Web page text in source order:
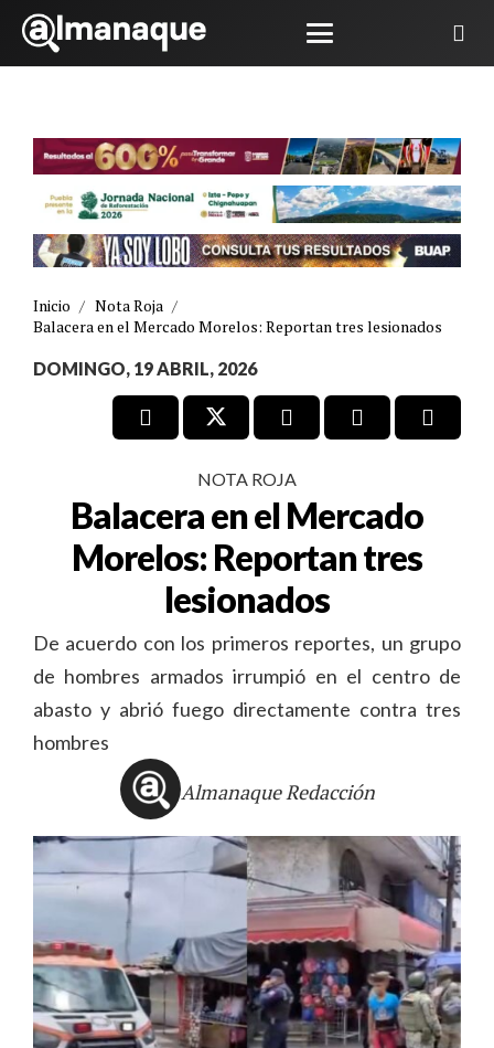
Inicio / Nota Roja /
Balacera en el Mercado Morelos: Reportan tres lesionados
DOMINGO, 19 ABRIL, 2026
NOTA ROJA
Balacera en el Mercado
Morelos: Reportan tres
lesionados
De acuerdo con los primeros reportes, un grupo
de hombres armados irrumpió en el centro de
abasto y abrió fuego directamente contra tres
hombres
Almanaque Redacción